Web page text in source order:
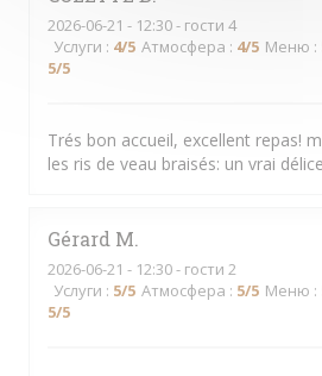
2026-06-21 - 12:30 - гости 4
Услуги : 4/5 Атмосфера : 4/5 Меню :
5/5
Trés bon accueil, excellent repas!
les ris de veau braisés: un vrai
Gérard M
2026-06-21 - 12:30 - гости 2
Услуги : 5/5 Атмосфера : 5/5 Меню :
5/5